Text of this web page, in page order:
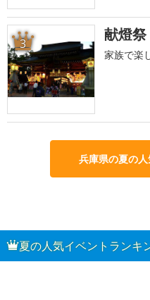
3 献燈
家族で楽
兵庫県の夏の
夏の人気イベントランキ